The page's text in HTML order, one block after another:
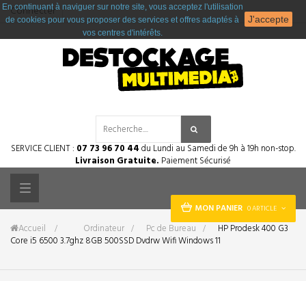
Connecter
MON PANIER 0 ARTICLE
SERVICE CLIENT : 07 73 96 70 44du Lundi au Samedi de 9h à 19h non-stop.
Livraison Gratuite. Paiement Sécurisé
Toggle
navigation
Accueil &gt; Ordinateur > Pc de Bureau >
HP Prodesk 400 G3
Core i5 6500 3.7ghz 8GB 500SSD Dvdrw Wifi Windows 11
En continuant à naviguer sur notre site, vous acceptez l'utilisation
de cookies pour vous proposer des services et offres adaptés à
vos centres d'intérêts.
J'accepte